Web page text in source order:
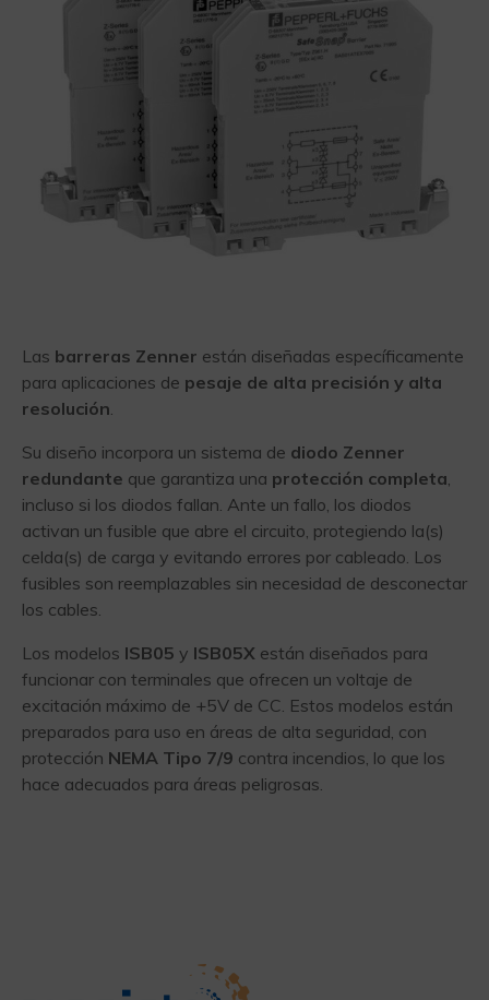
Las barreras Zenner están diseñadas específicamente
para aplicaciones de pesaje de alta precisión y alta
resolución
Su diseño incorpora un sistema de diodo Zenner
redundante que garantiza una protección completa
incluso si los diodos fallan. Ante un fallo, los diodos
activan un fusible que abre el circuito, protegiendo la(s)
celda(s) de carga y evitando errores por cableado. Los
fusibles son reemplazables sin necesidad de desconectar
los cables.
Los modelos ISB05 y ISB05X están diseñados para
funcionar con terminales que ofrecen un voltaje de
excitación máximo de +5V de CC. Estos modelos están
preparados para uso en áreas de alta seguridad, con
protección NEMA Tipo 7/9 contra incendios, lo que los
hace adecuados para áreas peligrosas.